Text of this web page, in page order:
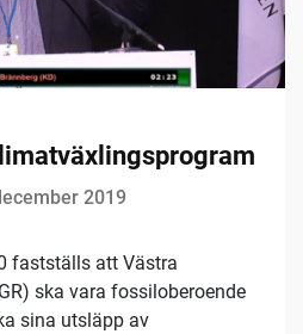
2019
fastställs att Västra
ska vara fossiloberoende
sina utsläpp av